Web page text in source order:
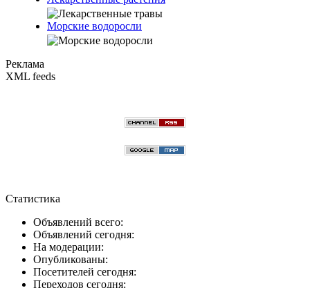
Морские водоросли
Реклама
XML feeds
Статистика
Объявлений всего:
Объявлений сегодня:
На модерации:
Опубликованы:
Посетителей сегодня:
Переходов сегодня: